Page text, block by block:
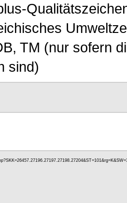
TM (nur sofern
sind)